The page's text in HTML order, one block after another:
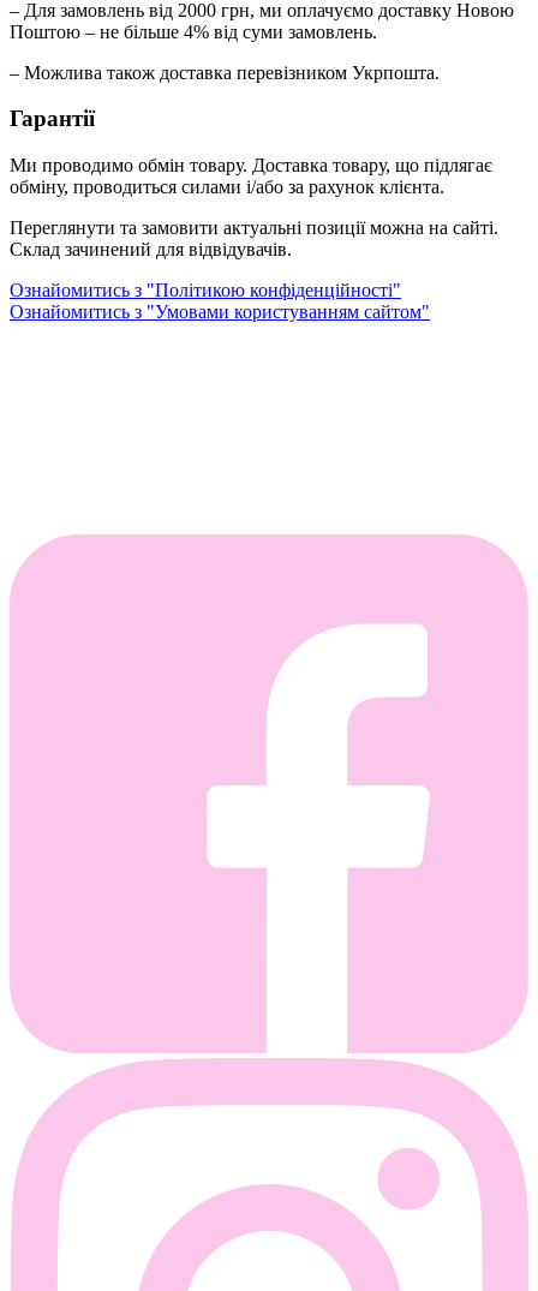
– Для замовлень від 2000 грн, ми оплачуємо доставку Новою
Поштою – не більше 4% від суми замовлень.
– Можлива також доставка перевізником Укрпошта.
Гарантії
Ми проводимо обмін товару. Доставка товару, що підлягає
обміну, проводиться силами і/або за рахунок клієнта.
Переглянути та замовити актуальні позиції можна на сайті.
Склад зачинений для відвідувачів.
Ознайомитись з "Політикою конфіденційності"
Ознайомитись з "Умовами користуванням сайтом"